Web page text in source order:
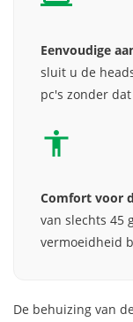
Eenvoudige
sluit u de
pc's zonder
Comfort voor
van slechts 45
vermoeidheid
De behuizing van